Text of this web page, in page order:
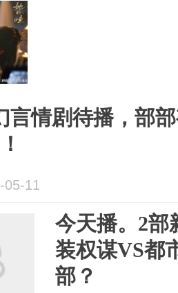
言情剧待播，部
05-11
今天播。2部
装权谋VS都
部？